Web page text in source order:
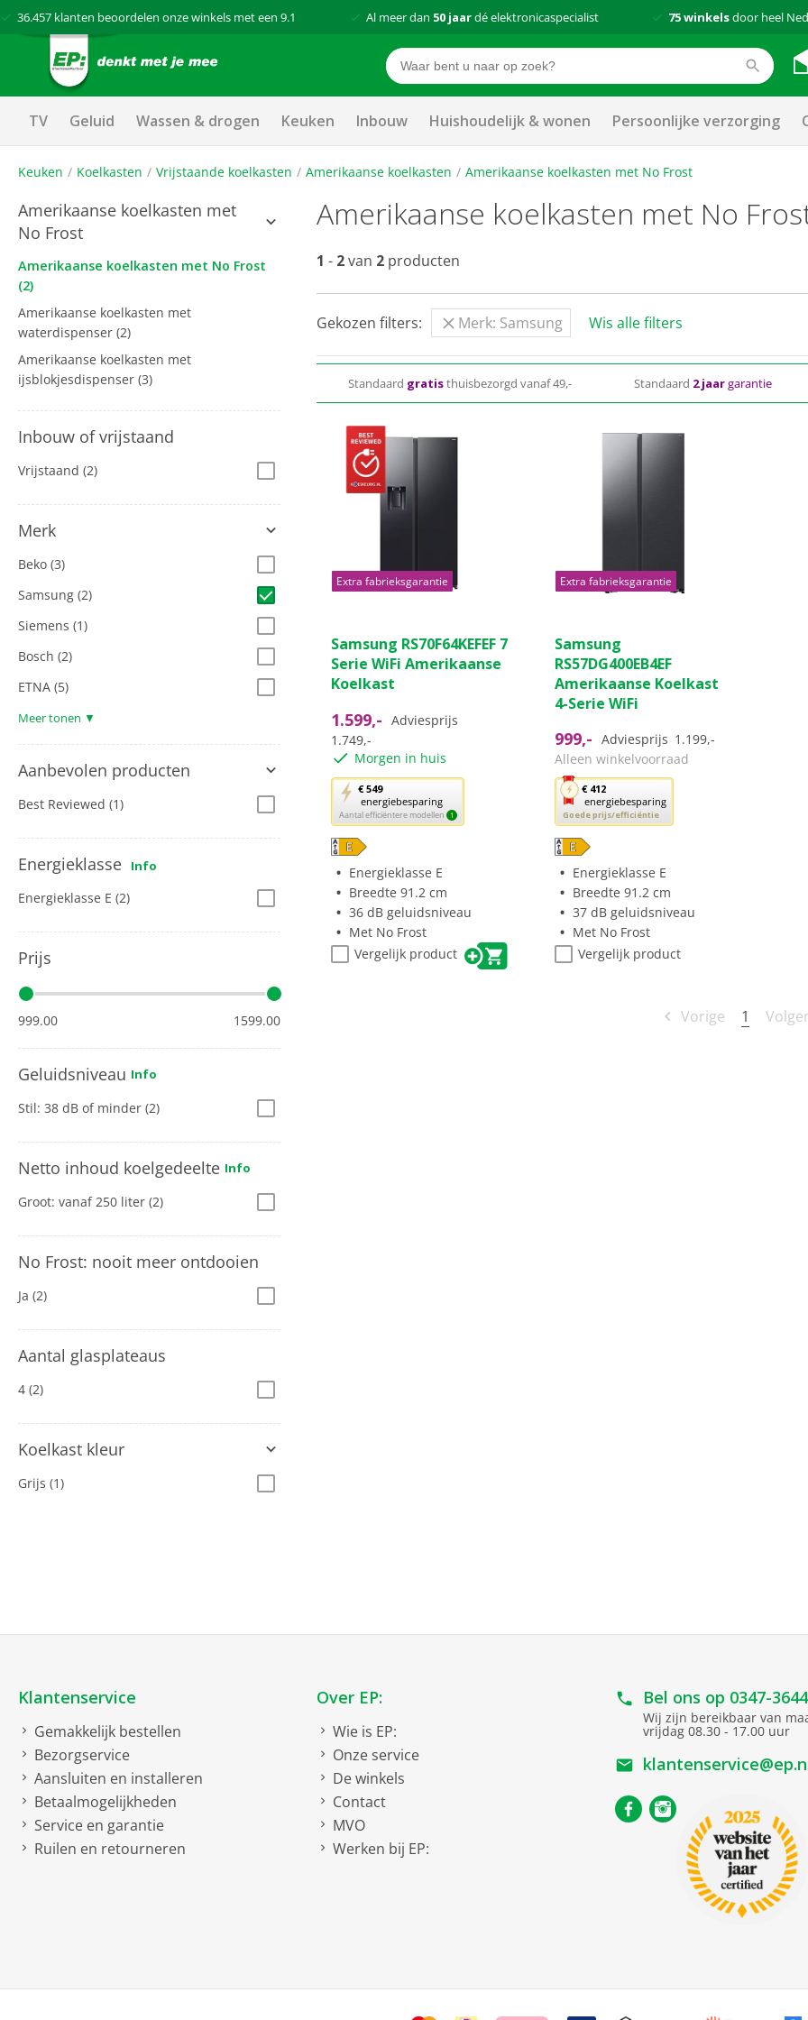
36.457 klanten beoordelen onze winkels met een 9.1 Al meer dan 50 jaardé elektronicaspecialist 75 winkelsdoor heel
TV Geluid Wassen & drogen Keuken Inbouw Huishoudelijk & wonen Persoonlijke verzorging
Keuken Koelkasten Vrijstaande koelkasten Amerikaanse koelkasten Amerikaanse koelkasten met No Frost
Amerikaanse koelkasten met
No Frost
Amerikaanse koelkasten met No Frost
(2)
Amerikaanse koelkasten met
waterdispenser (2)
Amerikaanse koelkasten met
ijsblokjesdispenser (3)
Inbouw of vrijstaand
Vrijstaand (2)
Merk
Beko (3)
Samsung (2)
Siemens (1)
Bosch (2)
ETNA (5)
Meer tonen ▼
Aanbevolen producten
Best Reviewed (1)
Energieklasse Info
Energieklasse E (2)
Prijs
999.00 1599.00
Geluidsniveau Info
Stil: 38 dB of minder (2)
Netto inhoud koelgedeelte Info
Groot: vanaf 250 liter (2)
No Frost: nooit meer ontdooien
Ja (2)
Aantal glasplateaus
4 (2)
Koelkast kleur
Grijs (1)
Amerikaanse koelkasten met No
1 - 2van 2 producten
Gekozen filters: Merk: Samsung Wis alle filters
Standaard gratisthuisbezorgd vanaf 49,- Standaard 2 jaargarantie
Extra fabrieksgarantie
van
de
5
2
beoordelingen
Samsung RS70F64KEFEF 7
Serie WiFi Amerikaanse
Koelkast
1.599,- Adviesprijs
1.749,-
Morgen in huis
€ 549
energiebesparing
Aantal efficiëntere modellen 1
Met
deze
knop
opent
Youreko’s
tool
voor
energiebesparing.
Energieklasse E
Breedte 91.2 cm
36 dB geluidsniveau
Met No Frost
Vergelijk product
Extra fabrieksgarantie
van
de
5
sterren.
beoordelingen
Samsung
RS57DG400EB4EF
Amerikaanse Koelkast
4-Serie WiFi
999,- Adviesprijs 1.199,-
Alleen winkelvoorraad
€ 412
energiebesparing
Goede prijs/efficiëntie
Met
deze
knop
opent
Youreko’s
tool
voor
energiebesparing.
Energieklasse E
Breedte 91.2 cm
37 dB geluidsniveau
Met No Frost
Vergelijk product
Vorige 1
Klantenservice
Gemakkelijk bestellen
Bezorgservice
Aansluiten en installeren
Betaalmogelijkheden
Service en garantie
Ruilen en retourneren
Over EP:
Wie is EP:
Onze service
De winkels
Contact
MVO
Werken bij EP:
Bel ons op 0347-
Wij zijn bereikbaar van
vrijdag 08.30 - 17.00 uur